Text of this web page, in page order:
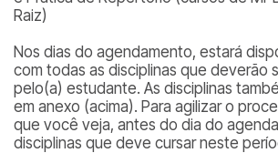
Raiz)
Nos dias do agendamento, estará
com todas as disciplinas que deverão
pelo(a) estudante. As disciplinas
em anexo (acima). Para agilizar o
que você veja, antes do dia do
disciplinas que deve cursar neste